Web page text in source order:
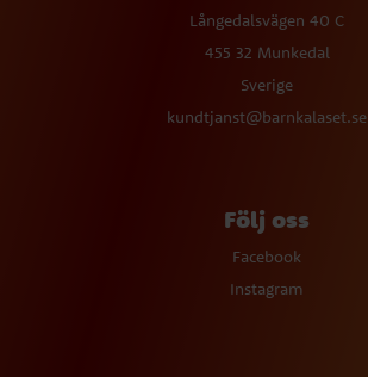
Långedalsvägen 40 C
455 32 Munkedal
Sverige
kundtjanst@barnkalaset.se
Följ oss
Facebook
Instagram